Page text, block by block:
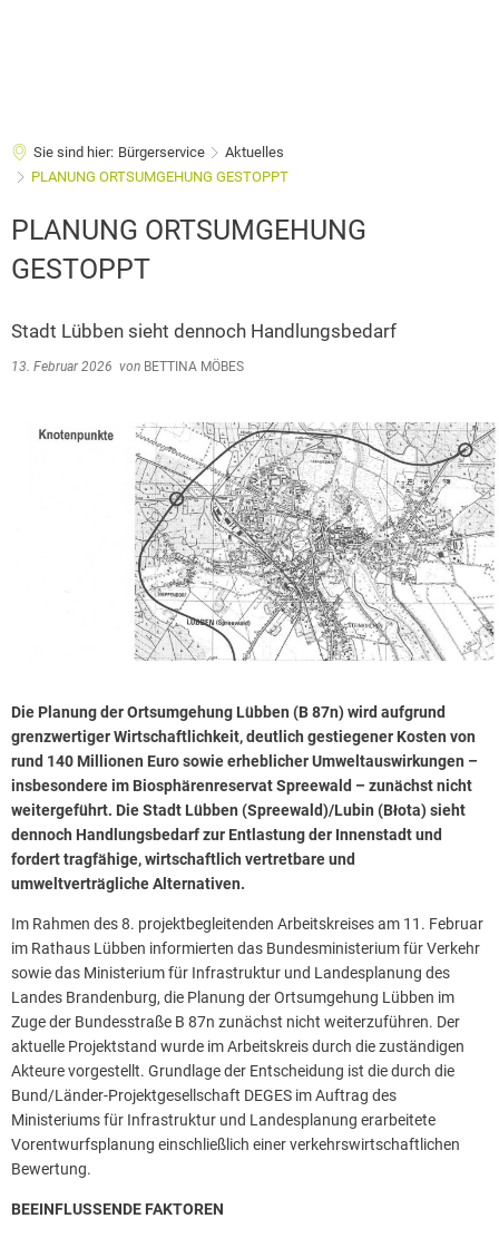
Sie sind hier: Bürgerservice
Aktuelles
PLANUNG ORTSUMGEHUNG GESTOPPT
PLANUNG ORTSUMGEHUNG
GESTOPPT
Stadt Lübben sieht dennoch Handlungsbedarf
13. Februar 2026 von BETTINA MÖBES
Die Planung der Ortsumgehung Lübben (B 87n) wird aufgrund
grenzwertiger Wirtschaftlichkeit, deutlich gestiegener Kosten von
rund 140 Millionen Euro sowie erheblicher Umweltauswirkungen –
insbesondere im Biosphärenreservat Spreewald – zunächst nicht
weitergeführt. Die Stadt Lübben (Spreewald)/Lubin (Błota) sieht
dennoch Handlungsbedarf zur Entlastung der Innenstadt und
fordert tragfähige, wirtschaftlich vertretbare und
umweltverträgliche Alternativen.
Im Rahmen des 8. projektbegleitenden Arbeitskreises am 11. Februar
im Rathaus Lübben informierten das Bundesministerium für Verkehr
sowie das Ministerium für Infrastruktur und Landesplanung des
Landes Brandenburg, die Planung der Ortsumgehung Lübben im
Zuge der Bundesstraße B 87n zunächst nicht weiterzuführen. Der
aktuelle Projektstand wurde im Arbeitskreis durch die zuständigen
Akteure vorgestellt. Grundlage der Entscheidung ist die durch die
Bund/Länder-Projektgesellschaft DEGES im Auftrag des
Ministeriums für Infrastruktur und Landesplanung erarbeitete
Vorentwurfsplanung einschließlich einer verkehrswirtschaftlichen
Bewertung.
BEEINFLUSSENDE FAKTOREN